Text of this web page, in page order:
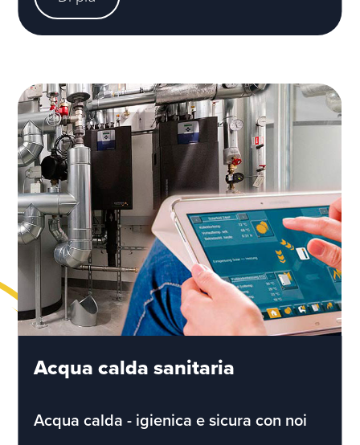
Acqua calda sanitaria
Acqua calda - igienica e sicura con noi